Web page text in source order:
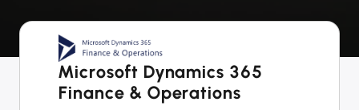
Microsoft Dynamics 365
Finance & Operations